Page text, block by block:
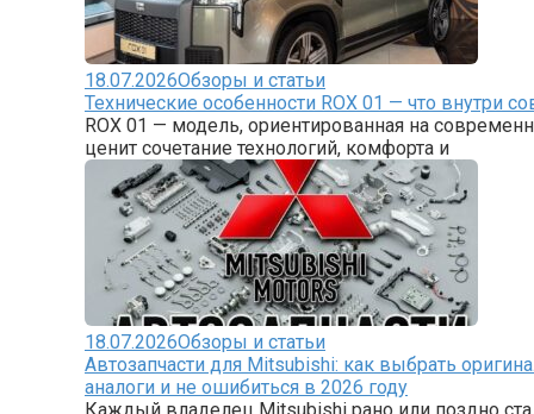
18.07.2026Обзоры и статьи
Технические особенности ROX 01 — что внутри
ROX 01 — модель, ориентированная на
ценит сочетание технологий, комфорта и
18.07.2026Обзоры и статьи
Автозапчасти для Mitsubishi: как выбрать
аналоги и не ошибиться в 2026 году